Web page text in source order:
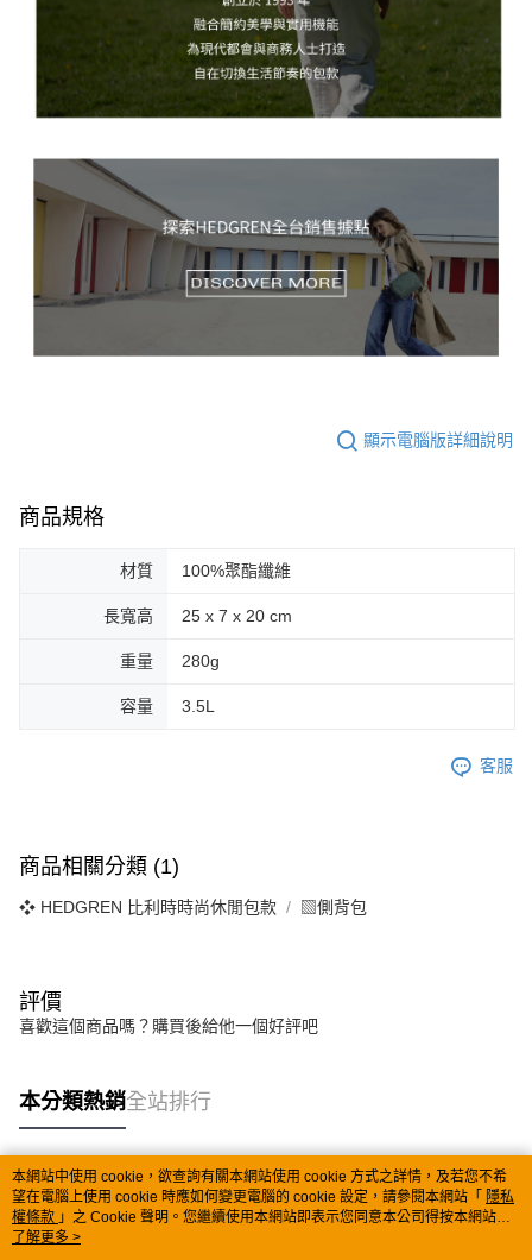
顯示電腦版詳細說明
商品規格
材質 100%聚酯纖維
長寬高 25 x 7 x 20 cm
重量 280g
容量 3.5L
客服
商品相關分類 (1)
❖ HEDGREN 比利時時尚休閒包款 ▧側背包
評價
喜歡這個商品嗎？購買後給他一個好評吧
本分類熱銷全站排行
熱門標籤
本網站中使用 cookie，欲查詢有關本網站使用 cookie 方式之詳情，及若您不希
望在電腦上使用 cookie 時應如何變更電腦的 cookie 設定，請參閱本網站「 隱私
權條款 」之 Cookie 聲明。您繼續使用本網站即表示您同意本公司得按本網站使
用條款之 Cookie 聲明使用 cookie。
了解更多 >